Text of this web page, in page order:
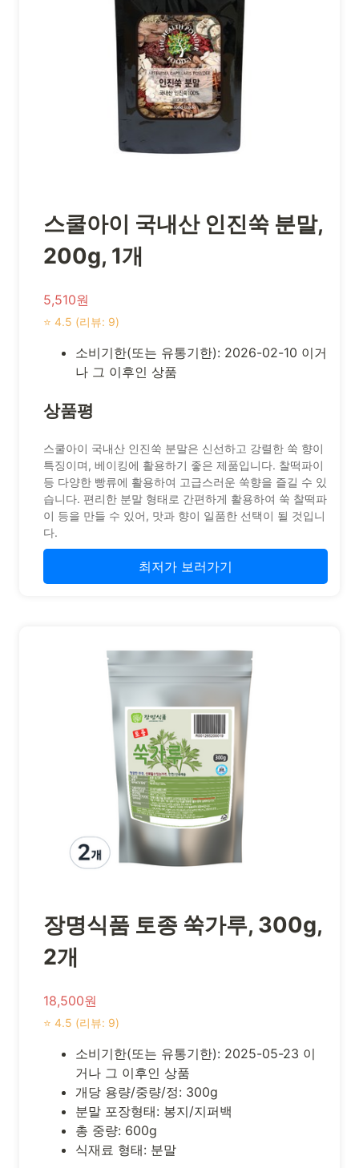
스쿨아이 국내산 인진쑥 분말,
200g, 1개
5,510원
⭐ 4.5 (리뷰: 9)
소비기한(또는 유통기한): 2026-02-10 이거
나 그 이후인 상품
상품평
스쿨아이 국내산 인진쑥 분말은 신선하고 강렬한 쑥 향이
특징이며, 베이킹에 활용하기 좋은 제품입니다. 찰떡파이
등 다양한 빵류에 활용하여 고급스러운 쑥향을 즐길 수 있
습니다. 편리한 분말 형태로 간편하게 활용하여 쑥 찰떡파
이 등을 만들 수 있어, 맛과 향이 일품한 선택이 될 것입니
다.
최저가 보러가기
장명식품 토종 쑥가루, 300g,
2개
18,500원
⭐ 4.5 (리뷰: 9)
소비기한(또는 유통기한): 2025-05-23 이
거나 그 이후인 상품
개당 용량/중량/정: 300g
분말 포장형태: 봉지/지퍼백
총 중량: 600g
식재료 형태: 분말